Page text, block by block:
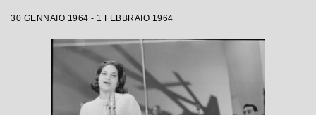
30 GENNAIO 1964 - 1 FEBBRAIO 1964